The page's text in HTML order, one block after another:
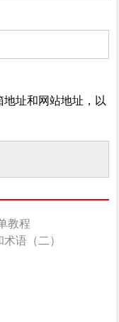
址和网站地址，以
教程
语（二）